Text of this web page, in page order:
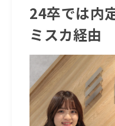
24卒では内
ミスカ経由